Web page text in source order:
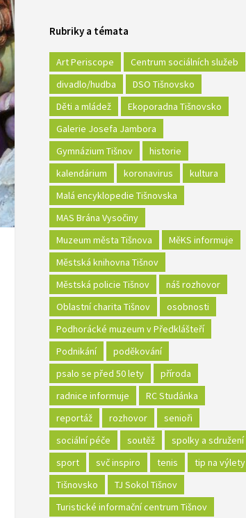
Rubriky a témata
Art Periscope
Centrum sociálních služeb
divadlo/hudba
DSO Tišnovsko
Děti a mládež
Ekoporadna Tišnovsko
Galerie Josefa Jambora
Gymnázium Tišnov
historie
kalendárium
koronavirus
kultura
Malá encyklopedie Tišnovska
MAS Brána Vysočiny
Muzeum města Tišnova
MěKS informuje
Městská knihovna Tišnov
Městská policie Tišnov
náš rozhovor
Oblastní charita Tišnov
osobnosti
Podhorácké muzeum v Předklášteří
Podnikání
poděkování
psalo se před 50 lety
příroda
radnice informuje
RC Studánka
reportáž
rozhovor
senioři
sociální péče
soutěž
spolky a sdružení
sport
svč inspiro tenis
tip na výlety
Tišnovsko
TJ Sokol Tišnov
Turistické informační centrum Tišnov